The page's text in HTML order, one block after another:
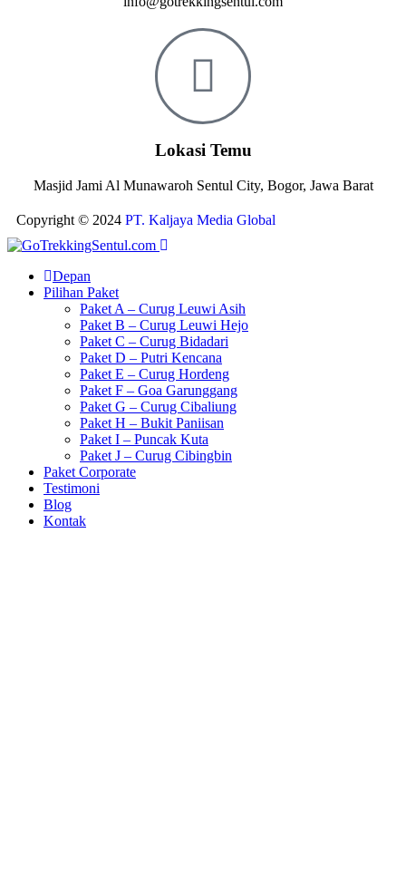
Lokasi Temu
Masjid Jami Al Munawaroh Sentul City, Bogor, Jawa Barat
Copyright © 2024 PT. Kaljaya Media Global
Depan
Pilihan Paket
Paket A – Curug Leuwi Asih
Paket B – Curug Leuwi Hejo
Paket C – Curug Bidadari
Paket D – Putri Kencana
Paket E – Curug Hordeng
Paket F – Goa Garunggang
Paket G – Curug Cibaliung
Paket H – Bukit Paniisan
Paket I – Puncak Kuta
Paket J – Curug Cibingbin
Paket Corporate
Testimoni
Blog
Kontak